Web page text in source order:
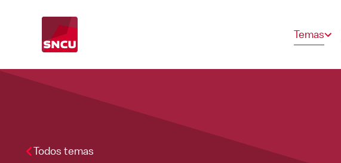
la
pagina
Temas
Todos temas